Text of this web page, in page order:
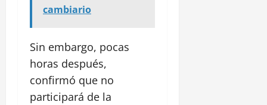
cambiario
Sin embargo, pocas
horas después,
confirmó que no
participará de la